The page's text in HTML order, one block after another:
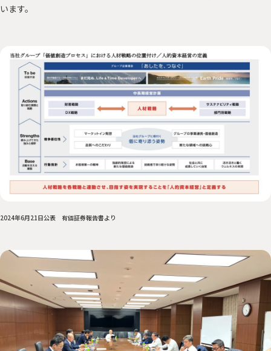
います。
2024年6月21日公表 有価証券報告書より